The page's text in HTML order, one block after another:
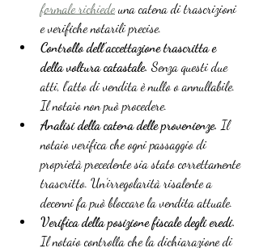
formale richiede una catena di trascrizioni
e verifiche notarili precise.
Controllo dell’accettazione trascritta e
della voltura catastale. Senza questi due
atti, l’atto di vendita è nullo o annullabile.
Il notaio non può procedere.
Analisi della catena delle provenienze. Il
notaio verifica che ogni passaggio di
proprietà precedente sia stato correttamente
trascritto. Un’irregolarità risalente a
decenni fa può bloccare la vendita attuale.
Verifica della posizione fiscale degli eredi.
Il notaio controlla che la dichiarazione di